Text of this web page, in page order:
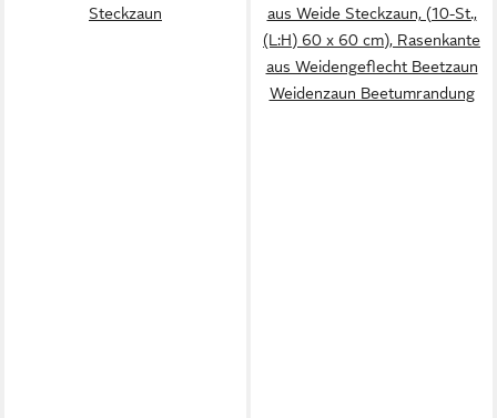
Steckzaun
aus Weide Steckzaun, (10-St.,
(L:H) 60 x 60 cm), Rasenkante
aus Weidengeflecht Beetzaun
Weidenzaun Beetumrandung